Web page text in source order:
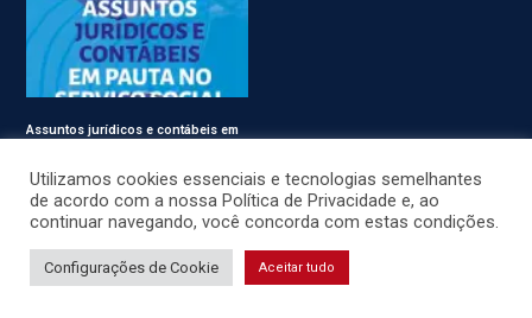
Assuntos jurídicos e contábeis em
© CRESS-SE 2022. Todos os Direitos Reservados.
Desenvolvido porJSWEBMIDIA
Utilizamos cookies essenciais e tecnologias semelhantes
de acordo com a nossa Política de Privacidade e, ao
continuar navegando, você concorda com estas condições.
Configurações de Cookie Aceitar tudo